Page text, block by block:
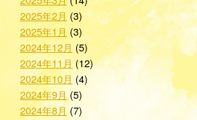
2025年2月 (3)
2025年1月 (3)
2024年12月 (5)
2024年11月(12)
2024年10月 (4)
2024年9月(5)
2024年8月(7)